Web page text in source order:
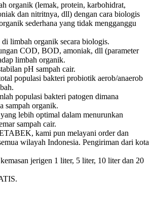
organik (lemak, protein, karbohidrat,
dan nitritnya, dll) dengan cara biologis
sederhana yang tidak mengganggu
limbah organik secara biologis.
COD, BOD, amoniak, dll (parameter
limbah organik.
pH sampah cair.
populasi bakteri probiotik aerob/anaerob
populasi bakteri patogen dimana
sampah organik.
lebih optimal dalam menurunkan
sampah cair.
kami pun melayani order dan
wilayah Indonesia. Pengiriman dari kota
jerigen 1 liter, 5 liter, 10 liter dan 20